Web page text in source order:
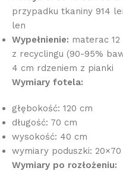
przypadku tkaniny 914
len
Wypełnienie: materac
z recyclingu (90-95%
4 cm rdzeniem z pianki
Wymiary fotela:
głębokość: 120 cm
długość: 70 cm
wysokość: 40 cm
wymiary poduszki: 20×70
Wymiary po rozłożeniu: